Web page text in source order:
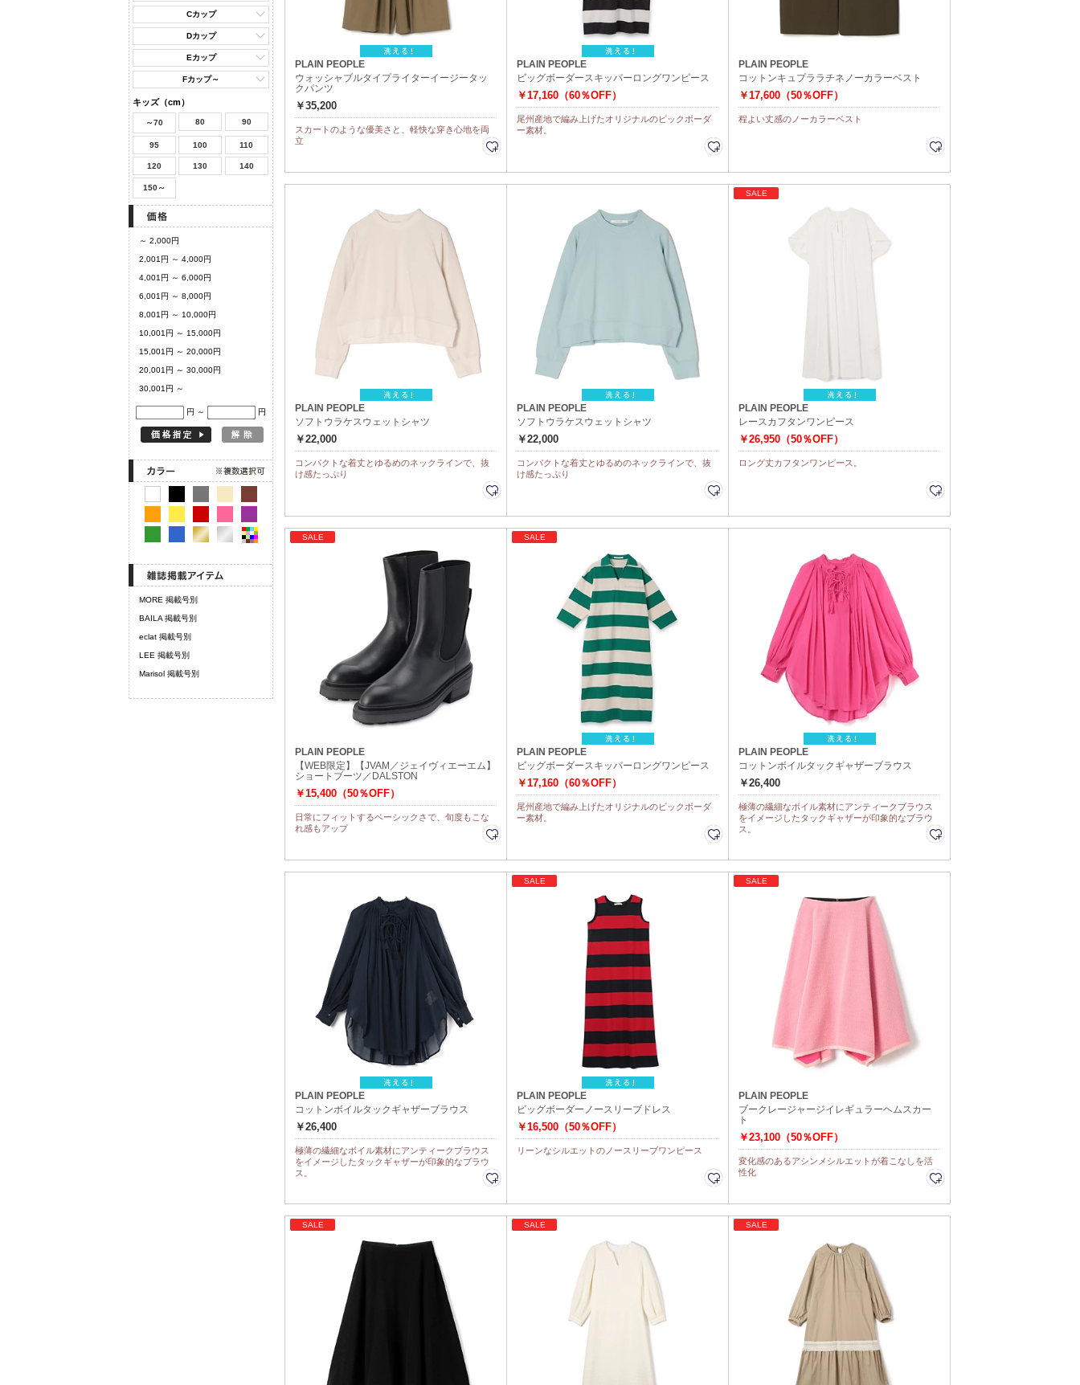
Cカップ
Dカップ
Eカップ
Fカップ～
キッズ（cm）
～70 80 90
95 100 110
120 130 140
150～
～ 2,000円
2,001円 ～ 4,000円
4,001円 ～ 6,000円
6,001円 ～ 8,000円
8,001円 ～ 10,000円
10,001円 ～ 15,000円
15,001円 ～ 20,000円
20,001円 ～ 30,000円
30,001円 ～
円 ～ 円
MORE 掲載号別
BAILA 掲載号別
eclat 掲載号別
LEE 掲載号別
Marisol 掲載号別
PLAIN PEOPLE
ウォッシャブルタイプライターイージータッ
クパンツ
￥35,200
スカートのような優美さと、軽快な穿き心地を両
立
PLAIN PEOPLE
ビッグボーダースキッパーロングワンピース
￥17,160（60％OFF）
尾州産地で編み上げたオリジナルのビックボーダ
ー素材。
PLAIN PEOPLE
コットンキュプララチネノーカラーベスト
￥17,600（50％OFF）
程よい丈感のノーカラーベスト
PLAIN PEOPLE
ソフトウラケスウェットシャツ
￥22,000
コンパクトな着丈とゆるめのネックラインで、抜
け感たっぷり
PLAIN PEOPLE
ソフトウラケスウェットシャツ
￥22,000
コンパクトな着丈とゆるめのネックラインで、抜
け感たっぷり
SALE
PLAIN PEOPLE
レースカフタンワンピース
￥26,950（50％OFF）
ロング丈カフタンワンピース。
SALE
PLAIN PEOPLE
【WEB限定】【JVAM／ジェイヴィエーエム】
ショートブーツ／DALSTON
￥15,400（50％OFF）
日常にフィットするベーシックさで、旬度もこな
れ感もアップ
SALE
PLAIN PEOPLE
ビッグボーダースキッパーロングワンピース
￥17,160（60％OFF）
尾州産地で編み上げたオリジナルのビックボーダ
ー素材。
PLAIN PEOPLE
コットンボイルタックギャザーブラウス
￥26,400
極薄の繊細なボイル素材にアンティークブラウス
をイメージしたタックギャザーが印象的なブラウ
ス。
PLAIN PEOPLE
コットンボイルタックギャザーブラウス
￥26,400
極薄の繊細なボイル素材にアンティークブラウス
をイメージしたタックギャザーが印象的なブラウ
ス。
SALE
PLAIN PEOPLE
ビッグボーダーノースリーブドレス
￥16,500（50％OFF）
リーンなシルエットのノースリーブワンピース
SALE
PLAIN PEOPLE
ブークレージャージイレギュラーヘムスカー
ト
￥23,100（50％OFF）
変化感のあるアシンメシルエットが着こなしを活
性化
SALE SALE SALE